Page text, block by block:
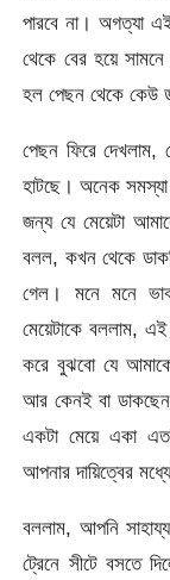
পারবে না। অগত্যা
থেকে বের হয়ে
হল পেছন থেকে কেউ
পেছন ফিরে দেখলাম,
হাটছে। অনেক সমস্যা
জন্য যে মেয়েটা
বলল, কখন থেকে
গেল। মনে মনে
মেয়েটাকে বললাম,
করে বুঝবো যে
আর কেনই বা
একটা মেয়ে একা
আপনার দায়িত্বের
বললাম, আপনি
ট্রেনে সীটে বসতে